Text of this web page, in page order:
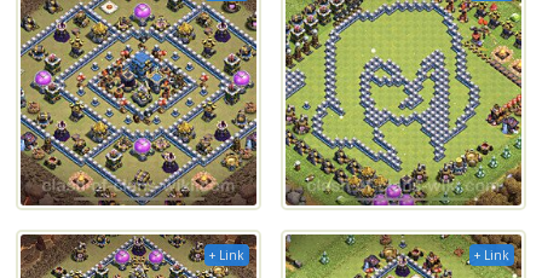
+ Link + Link